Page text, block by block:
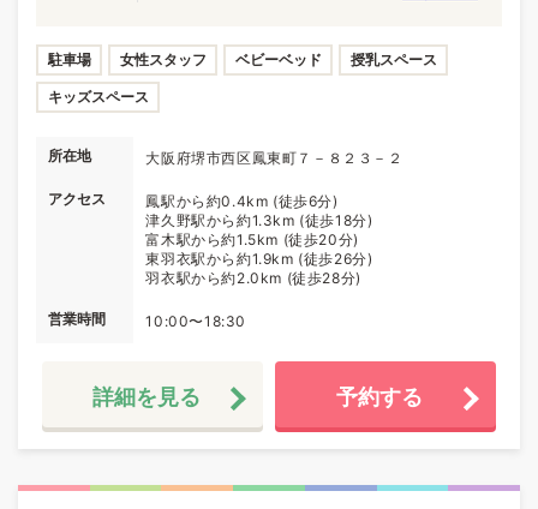
駐車場 女性スタッフ ベビーベッド 授乳スペース
キッズスペース
所在地 大阪府堺市西区鳳東町７－８２３－２
アクセス
鳳駅から約0.4km (徒歩6分)
津久野駅から約1.3km (徒歩18分)
富木駅から約1.5km (徒歩20分)
東羽衣駅から約1.9km (徒歩26分)
羽衣駅から約2.0km (徒歩28分)
営業時間 10:00〜18:30
詳細を見る 予約する